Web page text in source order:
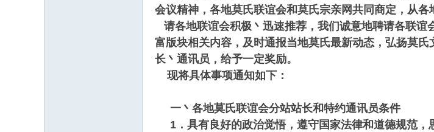
会议精神，各地莫氏联谊会和莫氏宗亲网共同商定，从
请各地联谊会积极丶迅速推荐，我们诚意地聘请各联
富版块相关内容，及时通报当地莫氏最新动态，弘扬莫
长丶通讯员，给予一定奖励。
现将具体事项通知如下：
一丶各地莫氏联谊会分站站长和特约通讯员条件
1．具有良好的政治觉悟，遵守国家法律和道德规范，